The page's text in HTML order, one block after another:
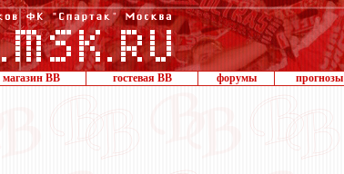
магазин ВВ гостевая ВВ форумы прогнозы